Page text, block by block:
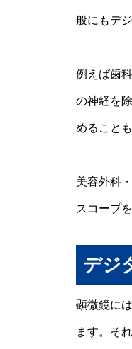
般にもデ
例えば歯
の神経を
めること
美容外科
スコープ
デジ
顕微鏡に
ます。そ